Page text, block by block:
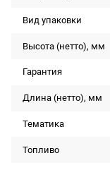
Вид упаковки
Высота (нетто), мм
Гарантия
Длина (нетто), мм
Тематика
Топливо